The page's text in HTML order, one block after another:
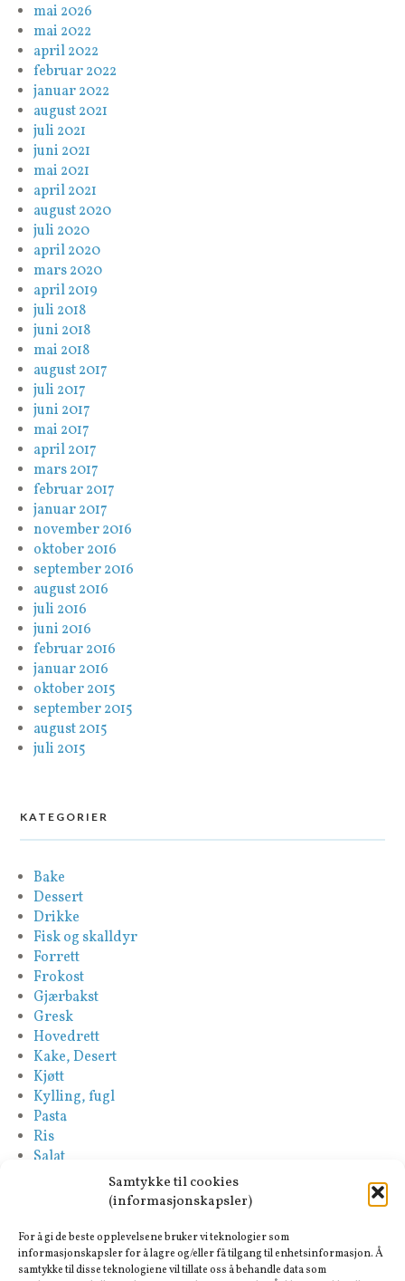
Samtykke til cookies
(informasjonskapsler)
For å gi de beste opplevelsene bruker vi teknologier som
informasjonskapsler for å lagre og/eller få tilgang til enhetsinformasjon. Å
samtykke til disse teknologiene vil tillate oss å behandle data som
mai 2026
mai 2022
april 2022
februar 2022
januar 2022
august 2021
juli 2021
juni 2021
mai 2021
april 2021
august 2020
juli 2020
april 2020
mars 2020
april 2019
juli 2018
juni 2018
mai 2018
august 2017
juli 2017
juni 2017
mai 2017
april 2017
mars 2017
februar 2017
januar 2017
november 2016
oktober 2016
september 2016
august 2016
juli 2016
juni 2016
februar 2016
januar 2016
oktober 2015
september 2015
august 2015
juli 2015
KATEGORIER
Bake
Dessert
Drikke
Fisk og skalldyr
Forrett
Frokost
Gjærbakst
Gresk
Hovedrett
Kake, Desert
Kjøtt
Kylling, fugl
Pasta
Ris
Salat
Suppe
Tapas-Mezze
Tyrkisk